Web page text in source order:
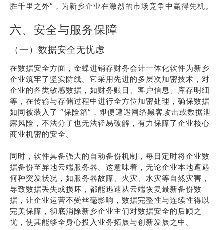
胜千里之外”，为新乡企业在激烈的市场竞争中赢得先机。
六、安全与服务保障
（一）数据安全无忧虑
在数据安全方面，金蝶进销存财务会计一体化软件为新乡
企业筑牢了坚实防线。它采用先进的多层次加密技术，对
企业的各类敏感数据，如财务账目、客户信息、库存明细
等，在传输与存储过程中进行全方位加密处理，确保数据
如同被装入了 “保险箱”，即便遭遇网络黑客攻击或数据泄
露风险，不法分子也无法轻易破解，有力保障了企业核心
商业机密的安全。
同时，软件具备强大的自动备份机制，每日定时将企业数
据备份至异地云端服务器。这意味着，无论企业本地遭遇
何种突发状况，如服务器故障、火灾、水灾等自然灾害，
导致数据丢失或损坏，都能迅速从云端恢复最新备份数
据，让企业运营不受丝毫影响，数据完整性与连续性得以
完美保障，彻底消除新乡企业主们对数据安全的后顾之
忧，使其能够全身心投入业务拓展与创新发展之中。